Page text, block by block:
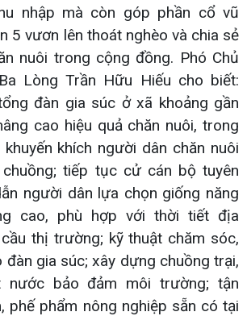
nhập mà còn góp phần cổ vũ
5 vươn lên thoát nghèo và chia sẻ
nuôi trong cộng đồng. Phó Chủ
Lòng Trần Hữu Hiếu cho biết:
đàn gia súc ở xã khoảng gần
cao hiệu quả chăn nuôi, trong
khích người dân chăn nuôi
tiếp tục cử cán bộ tuyên
người dân lựa chọn giống năng
cao, phù hợp với thời tiết địa
thị trường; kỹ thuật chăm sóc,
đàn gia súc; xây dựng chuồng trại,
nước bảo đảm môi trường; tận
phế phẩm nông nghiệp sẵn có tại